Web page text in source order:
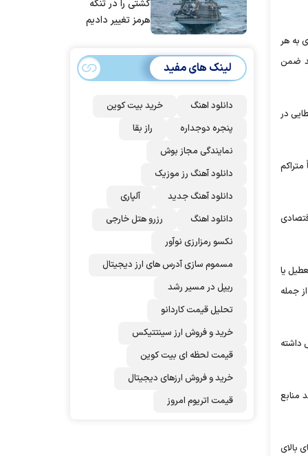
به هر
ضمن
در
یا
جمله
داشته
فوق‌العاده کشور، قابل تحقق خواندند و افزودند: برخورداری از حدود ۷ درصد منابع
بالای
کشتی را در تنگه
هرمز تغییر دادیم
لینک های مفید
دانلود اهنگ
خرید بیت کوین
پنجره دوجداره
راز بقا
نمایندگی مجاز بوش
دانلود آهنگ رز‌ موزیک
دانلود آهنگ جدید
آلپاری
دانلود اهنگ
رزرو هتل خارجی
نکسو رمزارزی نوآور
مسموم سازی آدرس های ارز دیجیتال
ریپل در مسیر رشد
تحلیل قیمت کاردانو
خرید و فروش ارز سینتتیکس
قیمت لحظه ای بیت کوین
خرید و فروش ارزهای دیجیتال
قیمت اتریوم امروز